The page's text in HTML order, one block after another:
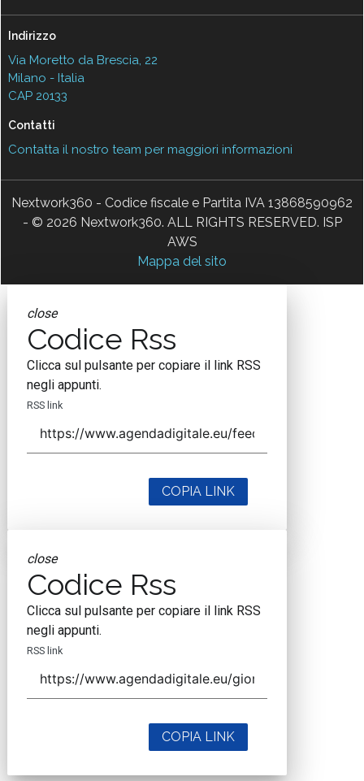
Indirizzo
Via Moretto da Brescia, 22
Milano - Italia
CAP 20133
Contatti
Contatta il nostro team per maggiori informazioni
Nextwork360 - Codice fiscale e Partita IVA 13868590962
- © 2026 Nextwork360. ALL RIGHTS RESERVED. ISP
AWS
Mappa del sito
close
Codice Rss
Clicca sul pulsante per copiare il link RSS
negli appunti.
RSS link
COPIA LINK
close
Codice Rss
Clicca sul pulsante per copiare il link RSS
negli appunti.
RSS link
COPIA LINK